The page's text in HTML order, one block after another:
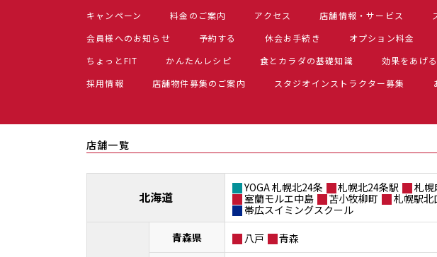
キャンペーン
料金のご案内 アクセス 店舗情報・サービス
会員様へのお知らせ
予約する 休会お手続き オプション料金
ちょっとFIT
かんたんレシピ 食とカラダの基礎知識
効果をあげ
採用情報
店舗物件募集のご案内 スタジオインストラクター募集
店舗一覧
北海道
YOGA 札幌北24条 札幌北24条駅 札幌
室蘭モルエ中島
苫小牧柳町 札幌駅北
帯広スイミングスクール
青森県 八戸 青森